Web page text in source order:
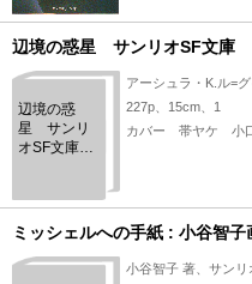
辺境の惑星 サンリオSF文庫
辺境の惑
星 サンリ
オSF文庫
アーシュラ・K.ル=
227p、15cm、1
カバー 帯ヤケ 小
ミッシェルへの手紙 : 小谷智子
小谷智子 著、サン